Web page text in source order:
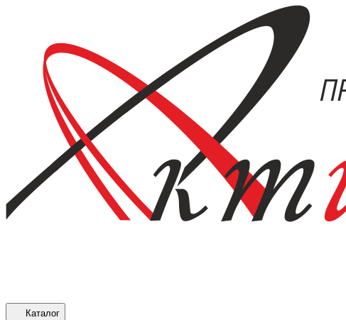
Каталог